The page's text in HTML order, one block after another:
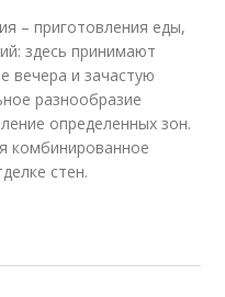
– приготовления еды,
здесь принимают
вечера и зачастую
разнообразие
определенных зон.
комбинированное
стен.